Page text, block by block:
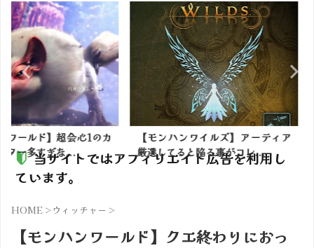
会心1のカ
...
【モンハンワイルズ】アーティア
厳選してると陥る事がコレ...
【モンハン
ったのにま
当サイトではアフィリエイト広告を利用し
ています。
HOME >ウィッチャー >
【モンハンワールド】クエ終わりにおっ